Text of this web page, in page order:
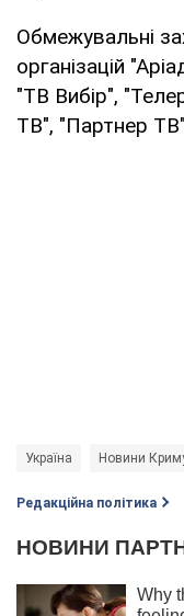
Обмежувальні
організацій
"ТВ Вибір",
ТВ", "Партнер
Україна Новини
Редакційна політика